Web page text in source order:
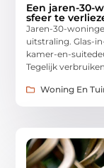
Een jaren-30-
sfeer te
Jaren-30-
uitstraling. Glas-
kamer-en-
Tegelijk
Woning En